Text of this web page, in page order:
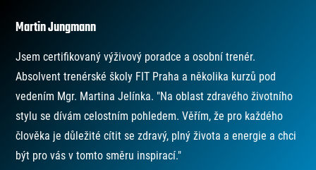
Martin Jungmann
Jsem certifikovaný výživový poradce a osobní trenér.
Absolvent trenérské školy FIT Praha a několika kurzů pod
vedením Mgr. Martina Jelínka. "Na oblast zdravého životního
stylu se dívám celostním pohledem. Věřím, že pro každého
člověka je důležité cítit se zdravý, plný života a energie a chci
být pro vás v tomto směru inspirací."